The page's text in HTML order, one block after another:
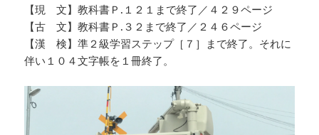
【現 文】教科書Ｐ.１２１まで終了／４２９ページ
【古 文】教科書Ｐ.３２まで終了／２４６ページ
【漢 検】準２級学習ステップ［７］まで終了。それに
伴い１０４文字帳を１冊終了。